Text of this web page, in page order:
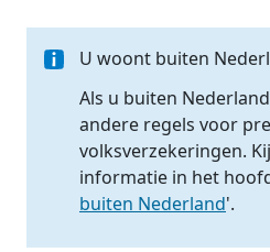
U woont buiten
Als u buiten
andere regels voor
volksverzekeringen.
informatie in het
buiten Nederland'.